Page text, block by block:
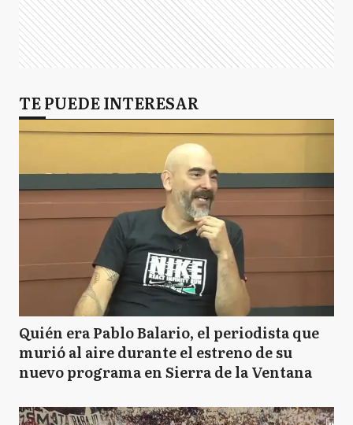
TE PUEDE INTERESAR
Quién era Pablo Balario, el periodista que
murió al aire durante el estreno de su
nuevo programa en Sierra de la Ventana